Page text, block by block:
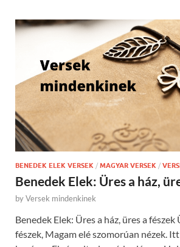
BENEDEK ELEK VERSEK / MAGYAR VERSEK /
Benedek Elek: Üres a ház,
byVersek mindenkinek
Benedek Elek: Üres a ház, üres a fészek
fészek, Magam elé szomorúan nézek.